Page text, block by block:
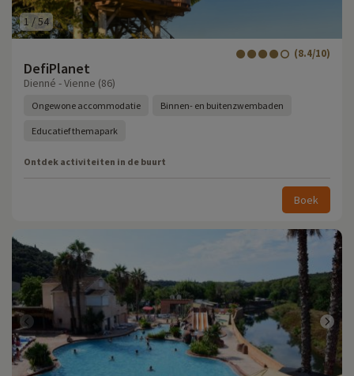
1 /54
DefiPlanet
(8.4/10)
Dienné - Vienne (86)
Ongewone accommodatie Binnen- en buitenzwembaden
Educatief themapark
Ontdek activiteiten in de buurt
Boek